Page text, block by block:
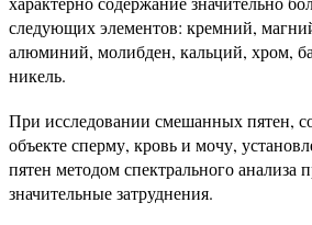
следующих элементов: кремний,
алюминий, молибден, кальций, хром,
никель.
При исследовании смешанных пятен,
объекте сперму, кровь и мочу,
пятен методом спектрального анализа
значительные затруднения.